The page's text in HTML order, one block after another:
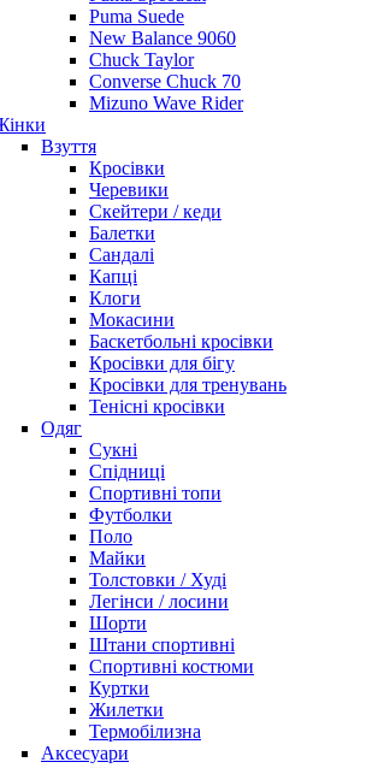
Puma Suede
New Balance 9060
Chuck Taylor
Converse Chuck 70
Mizuno Wave Rider
Взуття
Кросівки
Черевики
Скейтери / кеди
Балетки
Сандалі
Капці
Клоги
Мокасини
Баскетбольні кросівки
Кросівки для бігу
Кросівки для тренувань
Тенісні кросівки
Одяг
Сукні
Спідниці
Спортивні топи
Футболки
Поло
Майки
Толстовки / Худі
Легінси / лосини
Шорти
Штани спортивні
Спортивні костюми
Куртки
Жилетки
Термобілизна
Аксесуари